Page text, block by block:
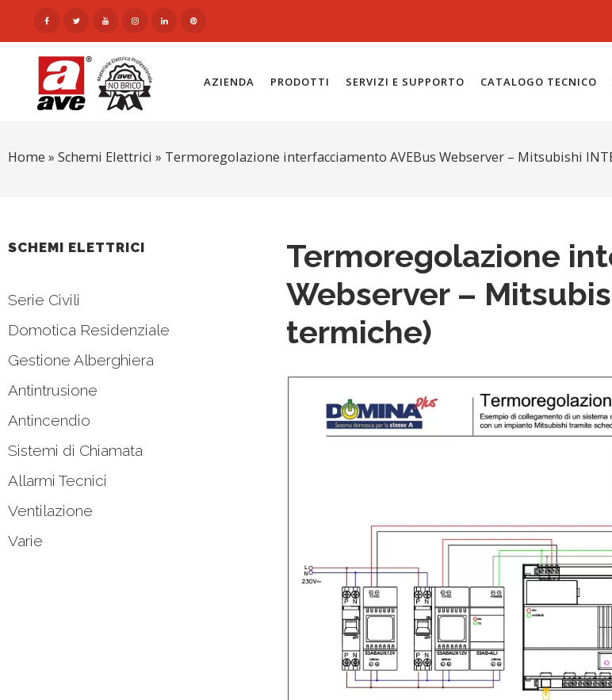
AZIENDA PRODOTTI SERVIZI E SUPPORTO CATALOGO TECNICO
Home » Schemi Elettrici » Termoregolazione interfacciamento AVEBus Webserver – Mitsubishi
SCHEMI ELETTRICI
Serie Civili
Domotica Residenziale
Gestione Alberghiera
Antintrusione
Antincendio
Sistemi di Chiamata
Allarmi Tecnici
Ventilazione
Varie
Termoregolazione
Webserver –
termiche)